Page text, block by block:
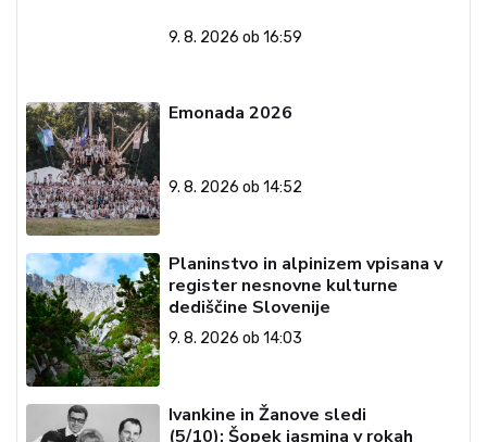
9. 8. 2026 ob 16:59
Emonada 2026
9. 8. 2026 ob 14:52
Planinstvo in alpinizem vpisana v
register nesnovne kulturne
dediščine Slovenije
9. 8. 2026 ob 14:03
Ivankine in Žanove sledi
(5/10): Šopek jasmina v rokah